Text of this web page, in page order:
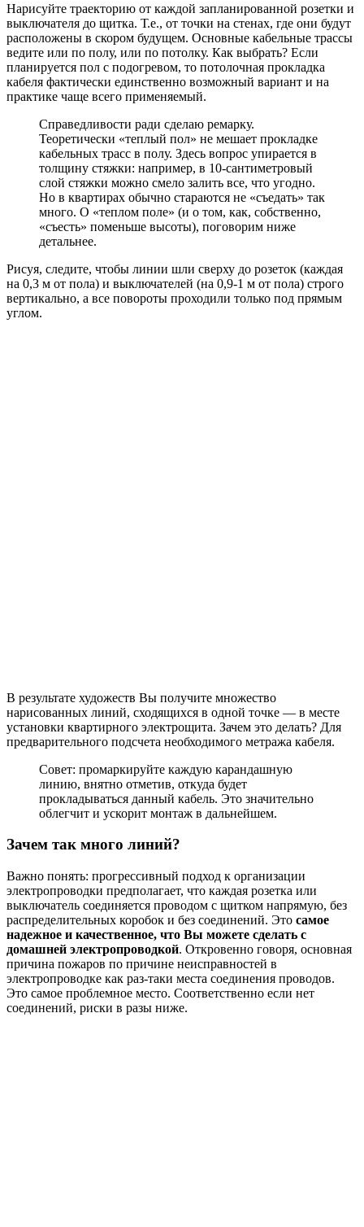
Нарисуйте траекторию от каждой запланированной розетки и
выключателя до щитка. Т.е., от точки на стенах, где они будут
расположены в скором будущем. Основные кабельные трассы
ведите или по полу, или по потолку. Как выбрать? Если
планируется пол с подогревом, то потолочная прокладка
кабеля фактически единственно возможный вариант и на
практике чаще всего применяемый.
Справедливости ради сделаю ремарку.
Теоретически «теплый пол» не мешает прокладке
кабельных трасс в полу. Здесь вопрос упирается в
толщину стяжки: например, в 10-сантиметровый
слой стяжки можно смело залить все, что угодно.
Но в квартирах обычно стараются не «съедать» так
много. О «теплом поле» (и о том, как, собственно,
«съесть» поменьше высоты), поговорим ниже
детальнее.
Рисуя, следите, чтобы линии шли сверху до розеток (каждая
на 0,3 м от пола) и выключателей (на 0,9-1 м от пола) строго
вертикально, а все повороты проходили только под прямым
углом.
В результате художеств Вы получите множество
нарисованных линий, сходящихся в одной точке — в месте
установки квартирного электрощита. Зачем это делать? Для
предварительного подсчета необходимого метража кабеля.
Совет: промаркируйте каждую карандашную
линию, внятно отметив, откуда будет
прокладываться данный кабель. Это значительно
облегчит и ускорит монтаж в дальнейшем.
Зачем так много линий?
Важно понять: прогрессивный подход к организации
электропроводки предполагает, что каждая розетка или
выключатель соединяется проводом с щитком напрямую, без
распределительных коробок и без соединений. Это самое
надежное и качественное, что Вы можете сделать с
домашней электропроводкой. Откровенно говоря, основная
причина пожаров по причине неисправностей в
электропроводке как раз-таки места соединения проводов.
Это самое проблемное место. Соответственно если нет
соединений, риски в разы ниже.